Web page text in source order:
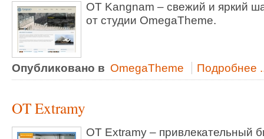
OT Kangnam – свежий и яркий
от студии OmegaTheme.
Опубликовано в OmegaTheme Подробнее
OT Extramy
OT Extramy – привлекательный